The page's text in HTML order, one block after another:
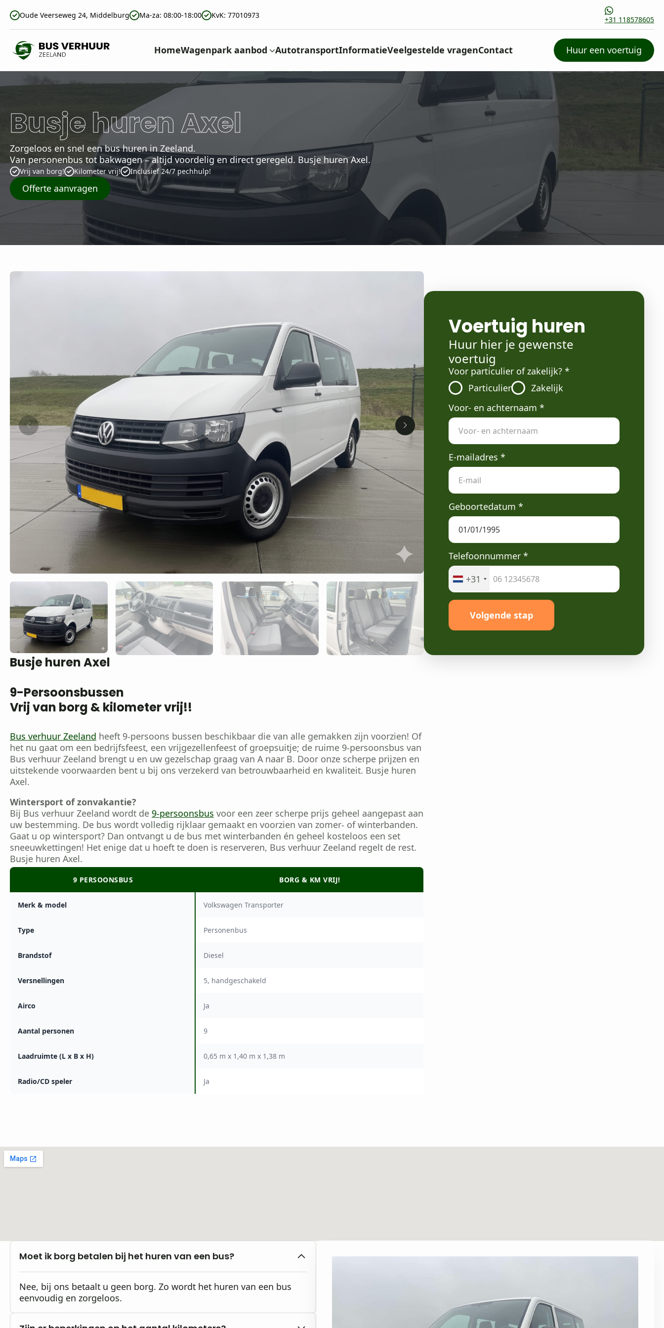
Oude Veerseweg 24, Middelburg Ma-za: 08:00-18:00 KvK: 77010973 +31 118578605
HomeWagenpark aanbod AutotransportInformatieVeelgestelde vragenContact Huur een voertuig
Busje huren Axel
Zorgeloos en snel een bus huren in Zeeland.
Van personenbus tot bakwagen – altijd voordelig en direct geregeld. Busje huren Axel.
Vrij van borg! Kilometer vrij! Inclusief 24/7 pechhulp!
Offerte aanvragen
Busje huren Axel
9-Persoonsbussen
Vrij van borg & kilometer vrij!!
Bus verhuur Zeeland heeft 9-persoons bussen beschikbaar die van alle gemakken zijn voorzien! Of
het nu gaat om een bedrijfsfeest, een vrijgezellenfeest of groepsuitje; de ruime 9-persoonsbus van
Bus verhuur Zeeland brengt u en uw gezelschap graag van A naar B. Door onze scherpe prijzen en
uitstekende voorwaarden bent u bij ons verzekerd van betrouwbaarheid en kwaliteit. Busje huren
Axel.
Wintersport of zonvakantie?
Bij Bus verhuur Zeeland wordt de 9-persoonsbus voor een zeer scherpe prijs geheel aangepast aan
uw bestemming. De bus wordt volledig rijklaar gemaakt en voorzien van zomer- of winterbanden.
Gaat u op wintersport? Dan ontvangt u de bus met winterbanden én geheel kosteloos een set
sneeuwkettingen! Het enige dat u hoeft te doen is reserveren, Bus verhuur Zeeland regelt de rest.
Busje huren Axel.
9 PERSOONSBUS BORG & KM VRIJ!
Merk & model Volkswagen Transporter
Type Personenbus
Brandstof Diesel
Versnellingen 5, handgeschakeld
Airco Ja
Aantal personen 9
Laadruimte (L x B x H) 0,65 m x 1,40 m x 1,38 m
Radio/CD speler Ja
Voertuig huren
Huur hier je gewenste
voertuig
Voor particulier of zakelijk? *
Particulier
Zakelijk
Voor- en achternaam *
E-mailadres *
Geboortedatum *
Telefoonnummer *
+31
Volgende stap
Moet ik borg betalen bij het huren van een bus?
Nee, bij ons betaalt u geen borg. Zo wordt het huren van een bus
eenvoudig en zorgeloos.